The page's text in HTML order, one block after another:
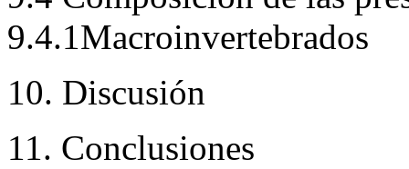
9.4.1Macroinvertebrados
10. Discusión
11. Conclusiones